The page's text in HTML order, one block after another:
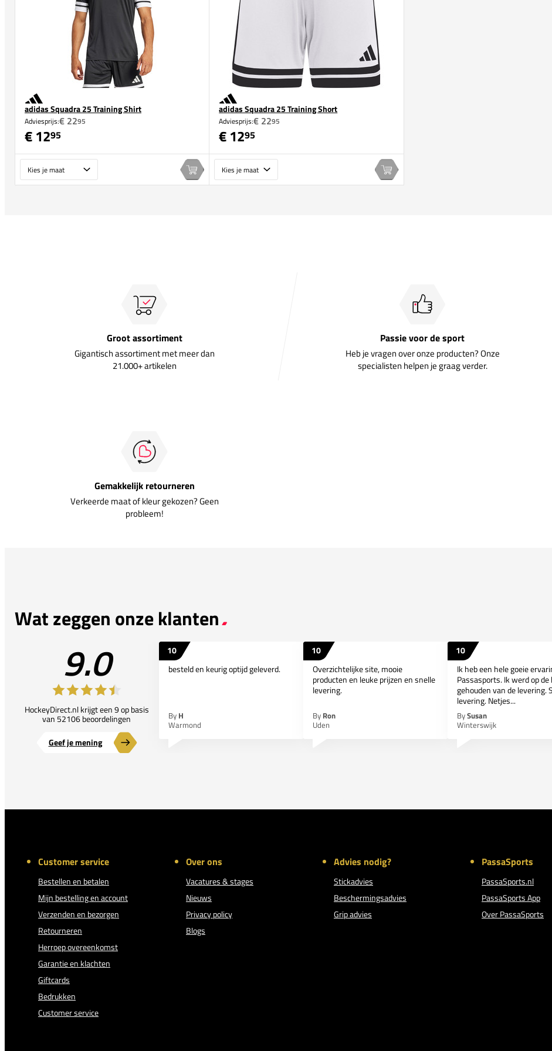
adidas Squadra 25 Training Shirt
Adviesprijs:€ 2295
€ 1295
In winkelwagen
adidas Squadra 25 Training Short
Adviesprijs:€ 2295
€ 1295
In winkelwagen
Groot assortiment
Gigantisch assortiment met meer dan
21.000+ artikelen
Passie voor de sport
Heb je vragen over onze producten? Onze
specialisten helpen je graag verder.
Gemakkelijk retourneren
Verkeerde maat of kleur gekozen? Geen
probleem!
Wat zeggen onze klanten
9.0
HockeyDirect.nl krijgt een 9 op basis
van 52106 beoordelingen
Geef je mening
10
besteld en keurig optijd geleverd.
By H
Warmond
10
Overzichtelijke site, mooie
producten en leuke prijzen en snelle
levering.
By Ron
Uden
10
Ik heb een hele goeie
Passasports. Ik werd op de
gehouden van de levering.
levering. Netjes...
BySusan
Winterswijk
Customer service
Bestellen en betalen
Mijn bestelling en account
Verzenden en bezorgen
Retourneren
Herroep overeenkomst
Garantie en klachten
Giftcards
Bedrukken
Customer service
Over ons
Vacatures & stages
Nieuws
Privacy policy
Blogs
Advies nodig?
Stickadvies
Beschermingsadvies
Grip advies
PassaSports
PassaSports.nl
PassaSports App
Over PassaSports